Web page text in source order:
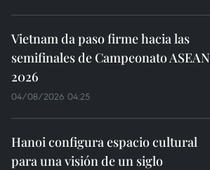
Vietnam da paso firme hacia las
semifinales de Campeonato ASEAN
2026
04/08/2026 04:25
Hanoi configura espacio cultural
para una visión de un siglo